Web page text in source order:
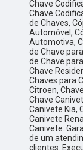
Chave
Chave
de Chaves,
Automóvel,
Automotiva,
de Chave
de Chave
Chave
Chaves para
Citroen,
Chave
Canivete Kia,
Canivete
Canivete.
de um
clientes.